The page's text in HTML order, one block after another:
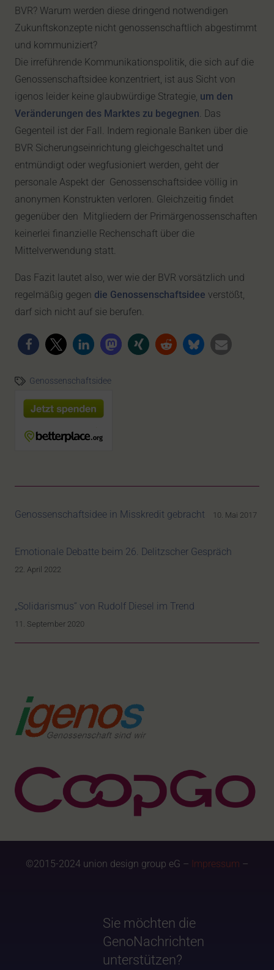
BVR? Warum werden diese dringend notwendigen
Zukunftskonzepte nicht genossenschaftlich abgestimmt
und kommuniziert?
Die irreführende Kommunikationspolitik, die sich auf die
Genossenschaftsidee konzentriert, ist aus Sicht von
igenos leider keine glaubwürdige Strategie, um den
Veränderungen des Marktes zu begegnen. Das
Gegenteil ist der Fall. Indem regionale Banken über die
BVR Sicherungseinrichtung gleichgeschaltet und
entmündigt oder wegfusioniert werden, geht der
personale Aspekt der Genossenschaftsidee völlig in
anonymen Konstrukten verloren. Gleichzeitig findet
gegenüber den Mitgliedern der Primärgenossenschaften
keinerlei finanzielle Rechenschaft über die
Mittelverwendung statt.
Das Fazit lautet also, wer wie der BVR vorsätzlich und
regelmäßig gegen die Genossenschaftsidee verstößt,
darf sich nicht auf sie berufen.
Genossenschaftsidee
Genossenschaftsidee in Misskredit gebracht 10. Mai 2017
Emotionale Debatte beim 26. Delitzscher Gespräch
22. April 2022
„Solidarismus“ von Rudolf Diesel im Trend
11. September 2020
©2015-2024 union design group eG – Impressum –
Sie möchten die
GenoNachrichten
unterstützen?